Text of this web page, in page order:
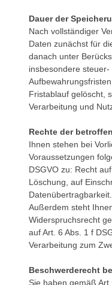
Dauer der
Nach vollständiger
Daten zunächst für
danach unter
insbesondere
Fristablauf gelöscht,
Verarbeitung und
Rechte der
Ihnen stehen bei
Voraussetzungen
DSGVO zu: Recht
Löschung, auf
Datenübertragbarkeit.
Außerdem steht
Widerspruchsrecht
auf Art. 6 Abs. 1 f
Verarbeitung zum
Beschwerderecht
Sie haben gemäß